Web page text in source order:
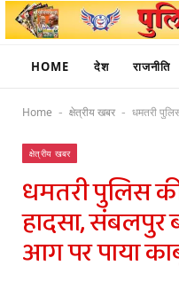
HOME देश राजनीति
Home - क्षेत्रीय खबर - धमतरी पुलिस की
क्षेत्रीय खबर
धमतरी पुलिस
हादसा, संबलपुर
आग पर पाया